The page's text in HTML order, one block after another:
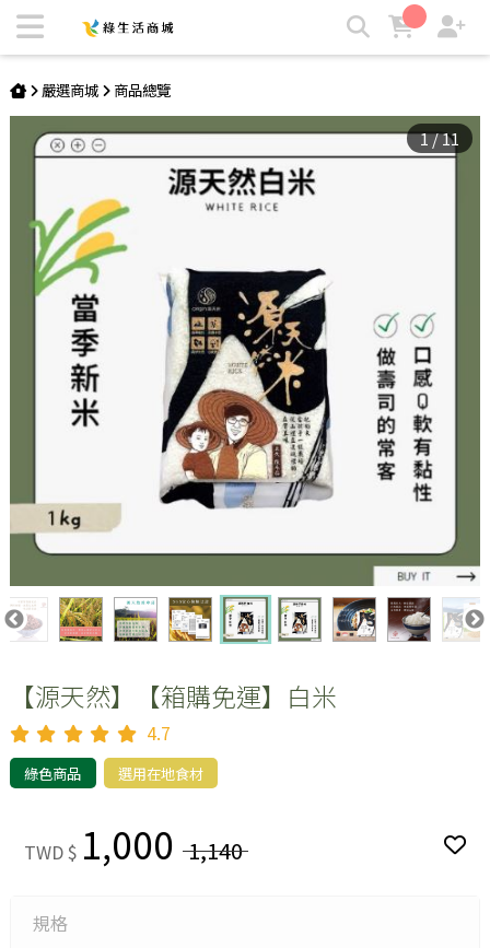
【源天然】【箱購免運】白米 | 綠生活商城
嚴選商城 商品總覽
1/11
【源天然】【箱購免運】白米
4.7
綠色商品 選用在地食材
TWD $ 1,000 1,140
規格